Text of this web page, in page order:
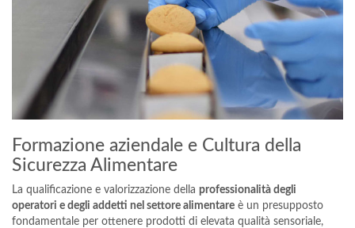
Formazione aziendale e Cultura della
Sicurezza Alimentare
La qualificazione e valorizzazione della professionalità degli
operatori e degli addetti nel settore alimentare è un presupposto
fondamentale per ottenere prodotti di elevata qualità sensoriale,